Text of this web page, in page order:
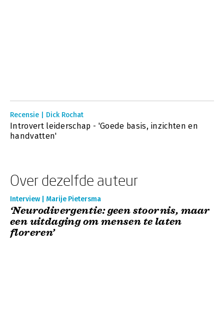
Recensie | Dick Rochat
Introvert leiderschap - 'Goede basis, inzichten en
handvatten'
Over dezelfde auteur
Interview | Marije Pietersma
‘Neurodivergentie: geen stoornis, maar
een uitdaging om mensen te laten
floreren’